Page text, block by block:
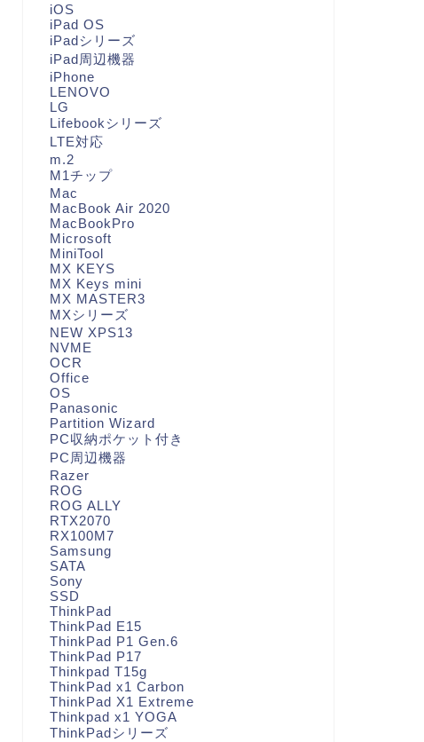
iOS
iPad OS
iPadシリーズ
iPad周辺機器
iPhone
LENOVO
LG
Lifebookシリーズ
LTE対応
m.2
M1チップ
Mac
MacBook Air 2020
MacBookPro
Microsoft
MiniTool
MX KEYS
MX Keys mini
MX MASTER3
MXシリーズ
NEW XPS13
NVME
OCR
Office
OS
Panasonic
Partition Wizard
PC収納ポケット付き
PC周辺機器
Razer
ROG
ROG ALLY
RTX2070
RX100M7
Samsung
SATA
Sony
SSD
ThinkPad
ThinkPad E15
ThinkPad P1 Gen.6
ThinkPad P17
Thinkpad T15g
ThinkPad x1 Carbon
ThinkPad X1 Extreme
Thinkpad x1 YOGA
ThinkPadシリーズ